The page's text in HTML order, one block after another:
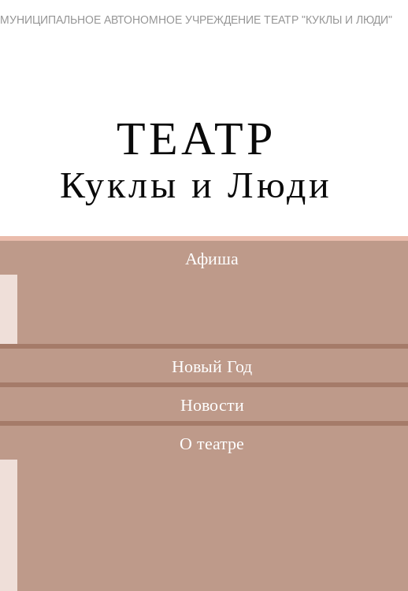
МУНИЦИПАЛЬНОЕ АВТОНОМНОЕ УЧРЕЖДЕНИЕ ТЕАТР "КУКЛЫ И ЛЮДИ"
ТЕАТР
Куклы и Люди
Афиша
Новый Год
Новости
О театре